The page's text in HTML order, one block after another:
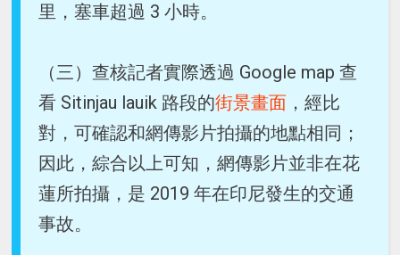
里，塞車超過 3 小時。
（三）查核記者實際透過 Google map 查
看 Sitinjau lauik 路段的街景畫面 ，經比
對，可確認和網傳影片拍攝的地點相同；
因此，綜合以上可知，網傳影片並非在花
蓮所拍攝，是 2019 年在印尼發生的交通
事故。